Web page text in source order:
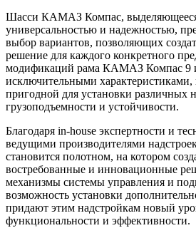
Шасси КАМАЗ Компас,
универсальностью и надежностью,
выбор вариантов, позволяющих
решение для каждого конкретного
модификаций рама КАМАЗ Компас 9
исключительными характеристиками,
пригодной для установки различных
грузоподъемности и устойчивости.
Благодаря in-house экспертности и
ведущими производителями
становится полотном, на котором
востребованные и инновационные
механизмы системы управления и
возможность установки
придают этим надстройкам новый
функциональности и эффективности.